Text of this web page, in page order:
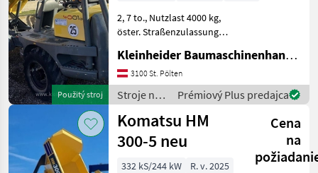
Použitý stroj
2, 7 to., Nutzlast 4000 kg,
öster. Straßenzulassung
vozidlo
Kleinheider Baumaschinenhandel GmbH.
3100 St. Pölten
Stroje na
stavbu /
Neuson
Prémiový Plus predajca
Komatsu HM
300-5 neu
Cena
na
332 kS/244 kW
R. v. 2025